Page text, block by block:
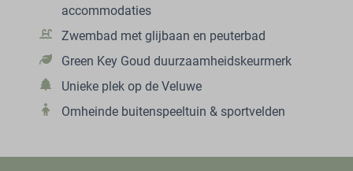
accommodaties
Zwembad met glijbaan en peuterbad
Green Key Goud duurzaamheidskeurmerk
Unieke plek op de Veluwe
Omheinde buitenspeeltuin & sportvelden